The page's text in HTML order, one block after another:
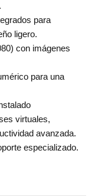
para
ligero.
con imágenes
para una
virtuales,
avanzada.
especializado.